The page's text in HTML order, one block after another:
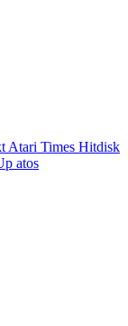
Atari Times Hitdisk
atos